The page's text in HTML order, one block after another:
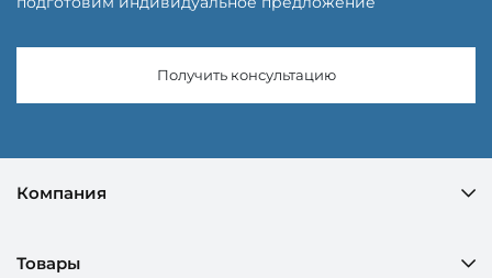
Получить консультацию
Компания
Товары